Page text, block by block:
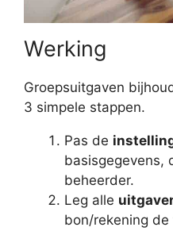
Werking
Groepsuitgaven
3 simpele stappen.
Pas de
basisgegevens,
beheerder.
Leg alle
bon/rekening de